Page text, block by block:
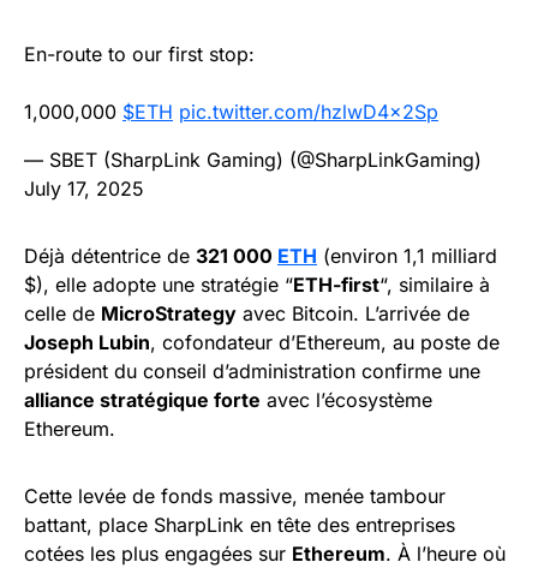
En-route to our first stop:
1,000,000 $ETH pic.twitter.com/hzlwD4x2Sp
— SBET (SharpLink Gaming) (@SharpLinkGaming)
July 17, 2025
Déjà détentrice de 321 000 ETH (environ 1,1 milliard
$), elle adopte une stratégie “ETH-first“, similaire à
celle de MicroStrategy avec Bitcoin. L’arrivée de
Joseph Lubin, cofondateur d’Ethereum, au poste de
président du conseil d’administration confirme une
alliance stratégique forte avec l’écosystème
Ethereum.
Cette levée de fonds massive, menée tambour
battant, place SharpLink en tête des entreprises
cotées les plus engagées sur Ethereum. À l’heure où